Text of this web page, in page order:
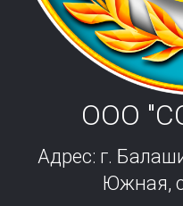
ООО
Адрес: г.
Южная,